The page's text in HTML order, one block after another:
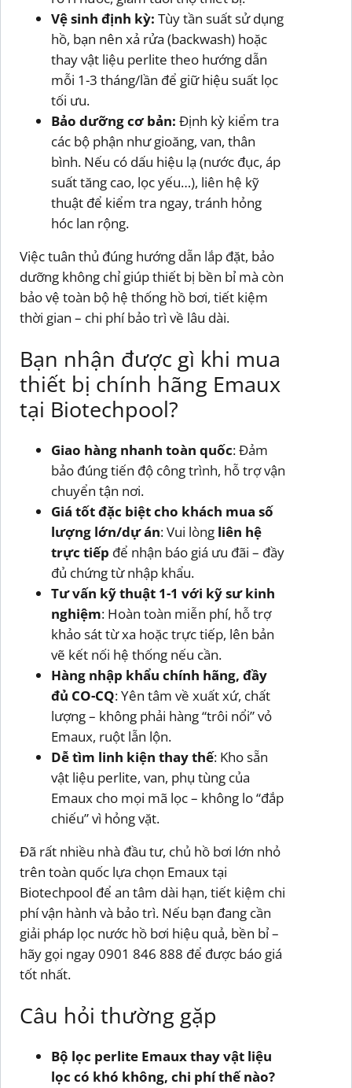
Vệ sinh định kỳ: Tùy tần suất sử dụng
hồ, bạn nên xả rửa (backwash) hoặc
thay vật liệu perlite theo hướng dẫn
mỗi 1-3 tháng/lần để giữ hiệu suất lọc
tối ưu.
Bảo dưỡng cơ bản: Định kỳ kiểm tra
các bộ phận như gioăng, van, thân
bình. Nếu có dấu hiệu lạ (nước đục, áp
suất tăng cao, lọc yếu…), liên hệ kỹ
thuật để kiểm tra ngay, tránh hỏng
hóc lan rộng.
Việc tuân thủ đúng hướng dẫn lắp đặt, bảo
dưỡng không chỉ giúp thiết bị bền bỉ mà còn
bảo vệ toàn bộ hệ thống hồ bơi, tiết kiệm
thời gian – chi phí bảo trì về lâu dài.
Bạn nhận được gì khi mua
thiết bị chính hãng Emaux
tại Biotechpool?
Giao hàng nhanh toàn quốc: Đảm
bảo đúng tiến độ công trình, hỗ trợ vận
chuyển tận nơi.
Giá tốt đặc biệt cho khách mua số
lượng lớn/dự án: Vui lòng liên hệ
trực tiếp để nhận báo giá ưu đãi – đầy
đủ chứng từ nhập khẩu.
Tư vấn kỹ thuật 1-1 với kỹ sư kinh
nghiệm: Hoàn toàn miễn phí, hỗ trợ
khảo sát từ xa hoặc trực tiếp, lên bản
vẽ kết nối hệ thống nếu cần.
Hàng nhập khẩu chính hãng, đầy
đủ CO-CQ: Yên tâm về xuất xứ, chất
lượng – không phải hàng “trôi nổi” vỏ
Emaux, ruột lẫn lộn.
Dễ tìm linh kiện thay thế: Kho sẵn
vật liệu perlite, van, phụ tùng của
Emaux cho mọi mã lọc – không lo “đắp
chiếu” vì hỏng vặt.
Đã rất nhiều nhà đầu tư, chủ hồ bơi lớn nhỏ
trên toàn quốc lựa chọn Emaux tại
Biotechpool để an tâm dài hạn, tiết kiệm chi
phí vận hành và bảo trì. Nếu bạn đang cần
giải pháp lọc nước hồ bơi hiệu quả, bền bỉ –
hãy gọi ngay 0901 846 888 để được báo giá
tốt nhất.
Câu hỏi thường gặp
Bộ lọc perlite Emaux thay vật liệu
lọc có khó không, chi phí thế nào?